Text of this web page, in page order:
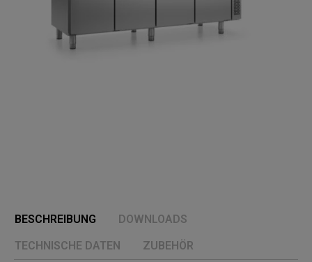
BESCHREIBUNG
DOWNLOADS
TECHNISCHE DATEN
ZUBEHÖR